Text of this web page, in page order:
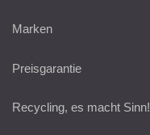
Marken
Preisgarantie
Recycling, es macht Sinn!